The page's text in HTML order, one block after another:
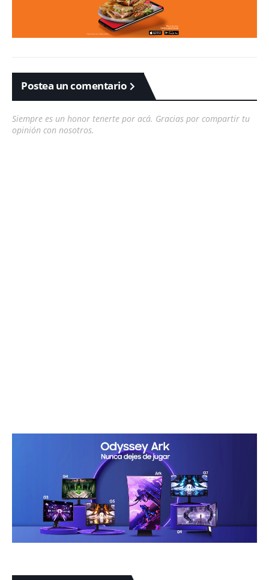
Postea un comentario
Siempre es un honor tenerte por acá. Gracias por compartir tu
opinión con nosotros.